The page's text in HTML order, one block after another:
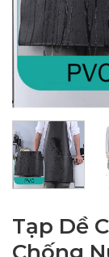
Tạp Dề